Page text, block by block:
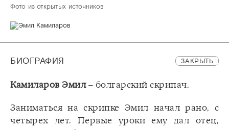
Фото из открытых источников
БИОГРАФИЯ ЗАКРЫТЬ
Камиларов Эмил– болгарский скрипач.
Заниматься на скрипке Эмил начал рано, с
четырех лет. Первые уроки ему дал отец,